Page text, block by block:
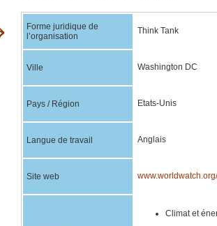
Forme juridique de
l’organisation
Think Tank
Ville Washington DC
Pays / Région Etats-Unis
Langue de travail Anglais
Site web www.worldwatch.org/
Climat et